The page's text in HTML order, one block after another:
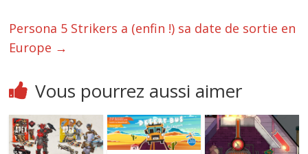
Persona 5 Strikers a (enfin !) sa date de sortie en
Europe →
Vous pourrez aussi aimer